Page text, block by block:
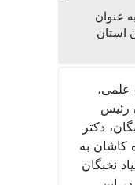
عنوان
استان
رئیس
دکتر
کاشان به
نخبگان